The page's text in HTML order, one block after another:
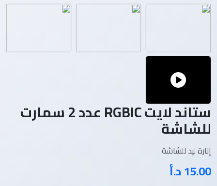
ستاند لايت RGBIC عدد 2 سمارت
للشاشة
إنارة ليد للشاشة
15.00 د.أ